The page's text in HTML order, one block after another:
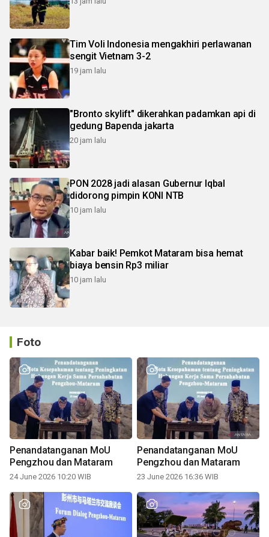
Tim Voli Indonesia mengakhiri perlawanan
sengit Vietnam 3-2
19 jam lalu
"Bronto skylift" dikerahkan padamkan api di
gedung Bapenda jakarta
20 jam lalu
PON 2028 jadi alasan Gubernur Iqbal
didorong pimpin KONI NTB
10 jam lalu
Kabar baik! Pemkot Mataram bisa hemat
biaya bensin Rp3 miliar
10 jam lalu
Foto
Penandatanganan MoU
Pengzhou dan Mataram
24 June 2026 10:20 WIB
Penandatanganan MoU
Pengzhou dan Mataram
23 June 2026 16:36 WIB